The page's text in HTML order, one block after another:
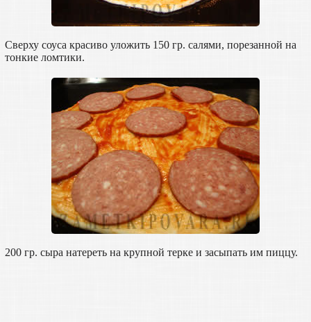
Сверху соуса красиво уложить 150 гр. салями, порезанной на
тонкие ломтики.
200 гр. сыра натереть на крупной терке и засыпать им пиццу.